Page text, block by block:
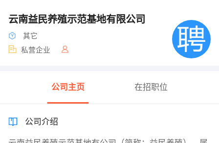
云南益民养殖示范基地有限公司
其它
私营企业
公司主页 在招职位
公司介绍